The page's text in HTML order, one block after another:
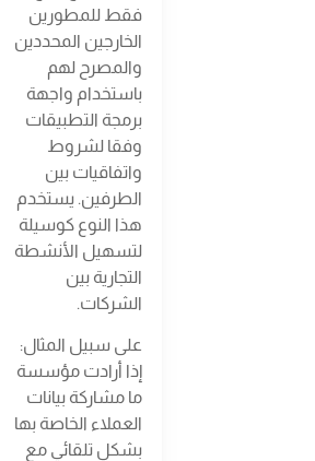
فقط للمطورين
الخارجين المحددين
والمصرح لهم
باستخدام واجهة
برمجة التطبيقات
وفقا لشروط
واتفاقيات بين
الطرفين. يستخدم
هذا النوع كوسيلة
لتسهيل الأنشطة
التجارية بين
الشركات.
على سبيل المثال:
إذا أرادت مؤسسة
ما مشاركة بيانات
العملاء الخاصة بها
بشكل تلقائي مع